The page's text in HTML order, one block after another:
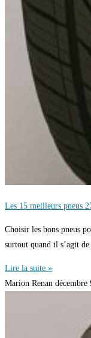
Les 15 meilleurs pneus
Choisir les bons pneus
surtout quand il s’agit
Lire la suite »
Marion Renan décembre